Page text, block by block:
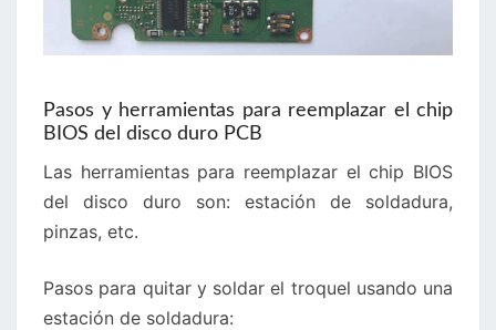
Pasos y herramientas para reemplazar el chip
BIOS del disco duro PCB
Las herramientas para reemplazar el chip BIOS
del disco duro son: estación de soldadura,
pinzas, etc.
Pasos para quitar y soldar el troquel usando una
estación de soldadura: